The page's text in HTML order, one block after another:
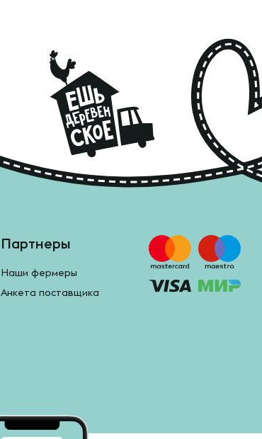
Партнеры
Наши фермеры
Анкета поставщика